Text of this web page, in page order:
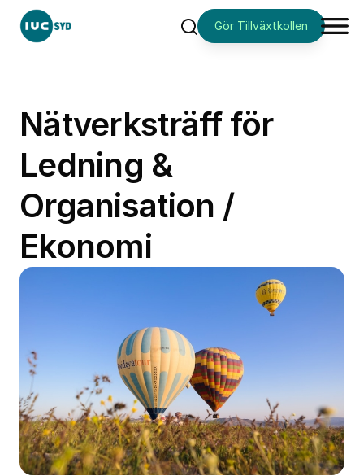
SökGör Tillväxtkollen
Nätverksträff för
Ledning &
Organisation /
Ekonomi